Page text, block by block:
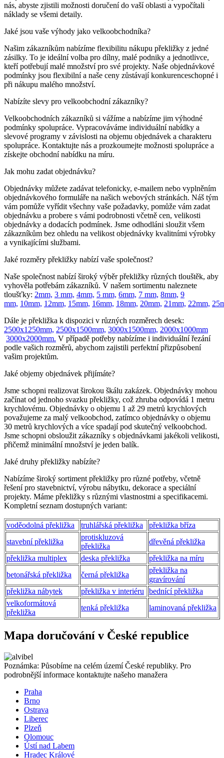
nás, abyste zjistili možnosti doručení do vaší oblasti a vypočítali
náklady se všemi detaily.
Jaké jsou vaše výhody jako velkoobchodníka?
Našim zákazníkům nabízíme flexibilitu nákupu překližky z jedné
zásilky. To je ideální volba pro dílny, malé podniky a jednotlivce,
kteří potřebují malé množství pro své projekty. Naše objednávkové
podmínky jsou flexibilní a naše ceny zůstávají konkurenceschopné i
při nákupu malého množství.
Nabízíte slevy pro velkoobchodní zákazníky?
Velkoobchodních zákazníků si vážíme a nabízíme jim výhodné
podmínky spolupráce. Vypracováváme individuální nabídky a
slevové programy v závislosti na objemu objednávek a charakteru
spolupráce. Kontaktujte nás a prozkoumejte možnosti spolupráce a
získejte obchodní nabídku na míru.
Jak mohu zadat objednávku?
Objednávky můžete zadávat telefonicky, e-mailem nebo vyplněním
objednávkového formuláře na našich webových stránkách. Náš tým
vám pomůže vyřídit všechny vaše požadavky, pomůže vám zadat
objednávku a probere s vámi podrobnosti včetně cen, velikosti
objednávky a dodacích podmínek. Jsme odhodláni sloužit všem
zákazníkům bez ohledu na velikost objednávky kvalitními výrobky
a vynikajícími službami.
Jaké rozměry překližky nabízí vaše společnost?
Naše společnost nabízí široký výběr překližky různých tlouštěk, aby
vyhověla potřebám zákazníků. V našem sortimentu naleznete
tloušťky: 2mm, 3 mm, 4mm, 5 mm, 6mm, 7 mm, 8mm, 9
mm, 10mm, 12mm, 15mm, 16mm, 18mm, 20mm, 21mm, 22mm,
Dále je překližka k dispozici v různých rozměrech desek:
2500x1250mm, 2500x1500mm, 3000x1500mm, 2000x1000mm
3000x2000mm. V případě potřeby nabízíme i individuální řezání
podle vašich rozměrů, abychom zajistili perfektní přizpůsobení
vašim projektům.
Jaké objemy objednávek přijímáte?
Jsme schopni realizovat širokou škálu zakázek. Objednávky mohou
začínat od jednoho svazku překližky, což zhruba odpovídá 1 metru
krychlovému. Objednávky o objemu 1 až 29 metrů krychlových
považujeme za malý velkoobchod, zatímco objednávky o objemu
30 metrů krychlových a více spadají pod skutečný velkoobchod.
Jsme schopni obsloužit zákazníky s objednávkami jakékoli velikosti,
přičemž minimální množství je jeden balík.
Jaké druhy překližky nabízíte?
Nabízíme široký sortiment překližky pro různé potřeby, včetně
řešení pro stavebnictví, výrobu nábytku, dekorace a speciální
projekty. Máme překližky s různými vlastnostmi a specifikacemi.
Kompletní seznam dostupných variant:
voděodolná překližka truhlářská překližka
překližka bříza
stavební překližka
protiskluzová
překližka
dřevěná překližka
překližka multiplex
deska překližka
překližka na míru
betonářská překližka
černá překližka
překližka na
gravírování
překližka nábytek
překližka v interiéru
bednící překližka
velkoformátová
překližka
tenká překližka laminovaná překližka
Mapa doručování v České republice
Poznámka: Působíme na celém území České republiky. Pro
podrobnější informace kontaktujte našeho manažera
Praha
Brno
Ostrava
Liberec
Plzeň
Olomouc
Ústí nad Labem
Hradec Králové